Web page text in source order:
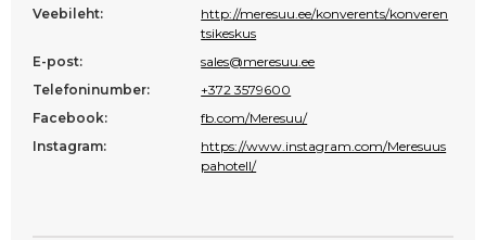
Veebileht:
http://meresuu.ee/konverents/konveren
tsikeskus
E-post:
sales@meresuu.ee
Telefoninumber:
+372 3579600
Facebook:
fb.com/Meresuu/
Instagram:
https://www.instagram.com/Meresuus
pahotell/